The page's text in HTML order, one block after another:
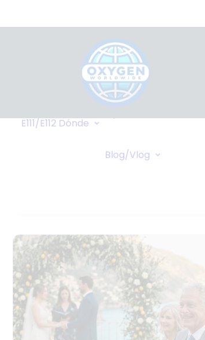
E111/E112 Dónde
Llegamos
Frequentes
Cruceros
Blog/Vlog